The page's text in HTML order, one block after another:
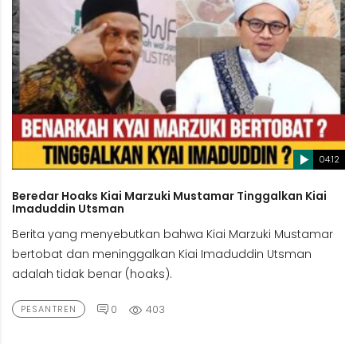
04:12
Beredar Hoaks Kiai Marzuki Mustamar Tinggalkan Kiai
Imaduddin Utsman
Berita yang menyebutkan bahwa Kiai Marzuki Mustamar
bertobat dan meninggalkan Kiai Imaduddin Utsman
adalah tidak benar (hoaks).
PESANTREN 0 403